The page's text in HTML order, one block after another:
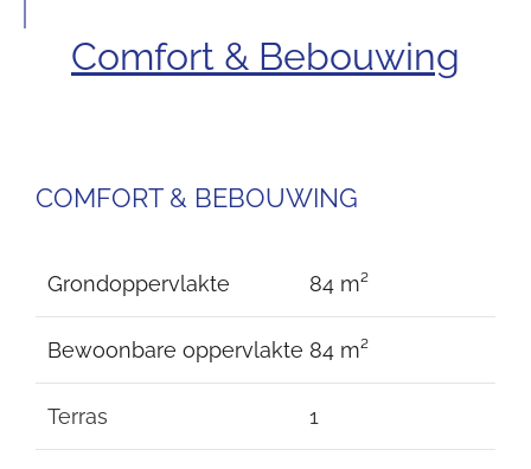
Comfort & Bebouwing
COMFORT & BEBOUWING
Grondoppervlakte 84 m²
Bewoonbare oppervlakte 84 m²
Terras 1